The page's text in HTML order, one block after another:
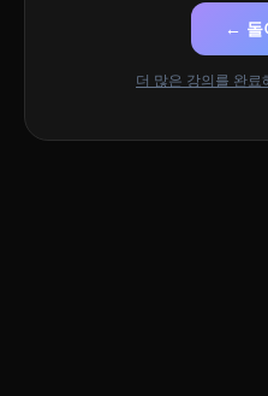
← 돌
더 많은 강의를 완